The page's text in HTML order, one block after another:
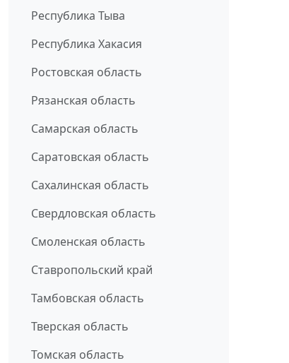
Республика Тыва
Республика Хакасия
Ростовская область
Рязанская область
Самарская область
Саратовская область
Сахалинская область
Свердловская область
Смоленская область
Ставропольский край
Тамбовская область
Тверская область
Томская область